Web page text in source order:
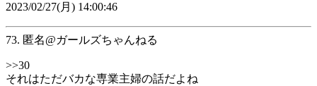
2023/02/27(月) 14:00:46
73. 匿名@ガールズちゃんねる
>>30
それはただバカな専業主婦の話だよね